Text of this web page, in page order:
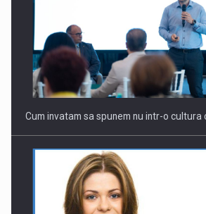
Webinar - Business Evolution-RETHINK
Investitii Digitalizare
Cum invatam sa spunem nu intr-o